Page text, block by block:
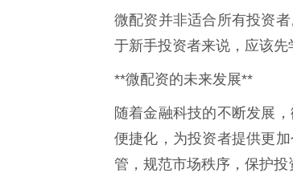
微配资并非适合所有投资
于新手投资者来说，应该先
**微配资的未来发展**
随着金融科技的不断发展
便捷化，为投资者提供更
管，规范市场秩序，保护投